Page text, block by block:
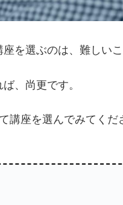
を選ぶのは、難しいこ
、尚更です。
講座を選んでみてくだ